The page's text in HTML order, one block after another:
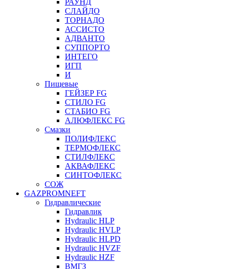
РАУНД
СЛАЙДО
ТОРНАДО
АССИСТО
АДВАНТО
СУППОРТО
ИНТЕГО
ИГП
И
Пищевые
ГЕЙЗЕР FG
СТИЛО FG
СТАБИО FG
АЛЮФЛЕКС FG
Смазки
ПОЛИФЛЕКС
ТЕРМОФЛЕКС
СТИЛФЛЕКС
АКВАФЛЕКС
СИНТОФЛЕКС
СОЖ
GAZPROMNEFT
Гидравлические
Гидравлик
Hydraulic HLP
Hydraulic HVLP
Hydraulic HLPD
Hydraulic HVZF
Hydraulic HZF
ВМГЗ